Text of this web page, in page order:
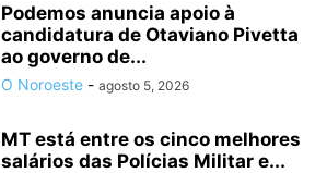
Podemos anuncia apoio à
candidatura de Otaviano Pivetta
ao governo de...
O Noroeste - agosto 5, 2026
MT está entre os cinco melhores
salários das Polícias Militar e...